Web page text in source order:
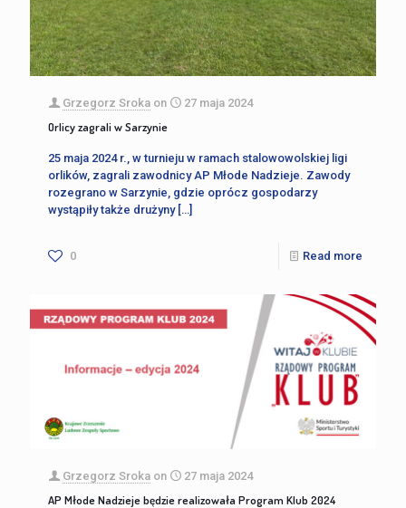
Grzegorz Sroka on 27 maja 2024
Orlicy zagrali w Sarzynie
25 maja 2024 r., w turnieju w ramach stalowowolskiej ligi
orlików, zagrali zawodnicy AP Młode Nadzieje. Zawody
rozegrano w Sarzynie, gdzie oprócz gospodarzy
wystąpiły także drużyny[…]
0 Read more
Grzegorz Sroka on 27 maja 2024
AP Młode Nadzieje będzie realizowała Program Klub 2024